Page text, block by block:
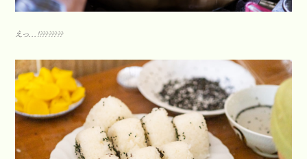
えっ…!????????